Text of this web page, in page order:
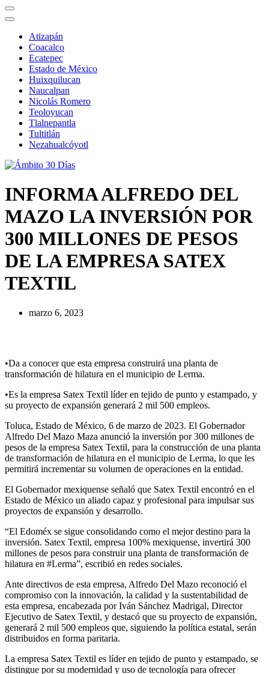
Atizapán
Coacalco
Ecatepec
Estado de México
Huixquilucan
Naucalpan
Nicolás Romero
Teoloyucan
Tlalnepantla
Tultitlán
Nezahualcóyotl
INFORMA ALFREDO DEL
MAZO LA INVERSIÓN POR
300 MILLONES DE PESOS
DE LA EMPRESA SATEX
TEXTIL
marzo 6, 2023
•Da a conocer que esta empresa construirá una planta de
transformación de hilatura en el municipio de Lerma.
•Es la empresa Satex Textil líder en tejido de punto y estampado, y
su proyecto de expansión generará 2 mil 500 empleos.
Toluca, Estado de México, 6 de marzo de 2023. El Gobernador
Alfredo Del Mazo Maza anunció la inversión por 300 millones de
pesos de la empresa Satex Textil, para la construcción de una planta
de transformación de hilatura en el municipio de Lerma, lo que les
permitirá incrementar su volumen de operaciones en la entidad.
El Gobernador mexiquense señaló que Satex Textil encontró en el
Estado de México un aliado capaz y profesional para impulsar sus
proyectos de expansión y desarrollo.
“El Edoméx se sigue consolidando como el mejor destino para la
inversión. Satex Textil, empresa 100% mexiquense, invertirá 300
millones de pesos para construir una planta de transformación de
hilatura en #Lerma”, escribió en redes sociales.
Ante directivos de esta empresa, Alfredo Del Mazo reconoció el
compromiso con la innovación, la calidad y la sustentabilidad de
esta empresa, encabezada por Iván Sánchez Madrigal, Director
Ejecutivo de Satex Textil, y destacó que su proyecto de expansión,
generará 2 mil 500 empleos que, siguiendo la política estatal, serán
distribuidos en forma paritaria.
La empresa Satex Textil es líder en tejido de punto y estampado, se
distingue por su modernidad y uso de tecnología para ofrecer